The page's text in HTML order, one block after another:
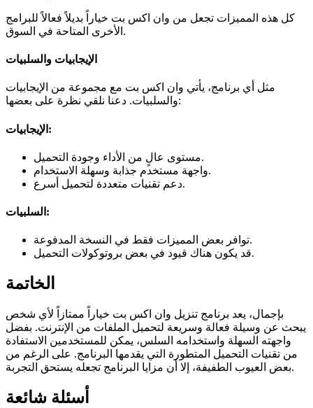
كل هذه المميزات تجعل من وان اكس بت خياراً بديلاً فعالاً للبرامج
الأخرى المتاحة في السوق.
الإيجابيات والسلبيات
مثل أي برنامج، يأتي وان اكس بت مع مجموعة من الإيجابيات
والسلبيات. دعنا نلقي نظرة على بعضها:
الإيجابيات:
مستوى عالٍ من الأداء وجودة التحميل.
واجهة مستخدم جذابة وسهلة الاستخدام.
دعم تقنيات متعددة لتحميل أسرع.
السلبيات:
توافر بعض المميزات فقط في النسخة المدفوعة.
قد يكون هناك قيود في بعض بروتوكولات التحميل.
الخاتمة
بإجمال، يعد برنامج تنزيل وان اكس بت خياراً ممتازاً لأي شخص
يبحث عن وسيلة فعالة وسريعة لتحميل الملفات من الإنترنت. بفضل
واجهته السهلة واستخدامه السلس، يمكن للمستخدمين الاستفادة
من تقنيات التحميل المتطورة التي يقدمها البرنامج. على الرغم من
بعض العيوب الطفيفة، إلا أن مزايا البرنامج تجعله يستحق التجربة.
أسئلة شائعة